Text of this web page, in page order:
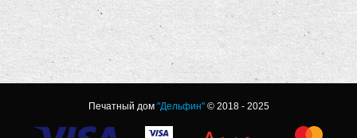
Печатный дом "Дельфин"© 2018 - 2025